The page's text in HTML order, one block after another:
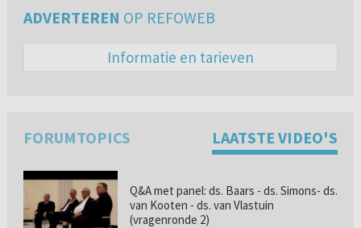
ADVERTEREN OP REFOWEB
Informatie en tarieven
FORUMTOPICS LAATSTE VIDEO'S
Q&A met panel: ds. Baars - ds. Simons- ds.
van Kooten - ds. van Vlastuin
(vragenronde 2)